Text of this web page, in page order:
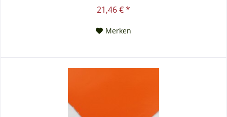
Brennholz, Sandkastenabdeckung oder für Ihren Anhänger.
21,46 € *
Merken